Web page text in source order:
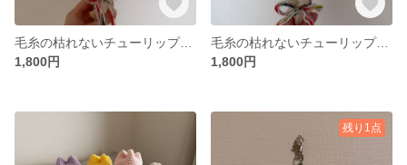
毛糸の枯れないチューリップの花束💐
1,800円
毛糸の枯れないチューリップ花束💐
1,800円
残り1点